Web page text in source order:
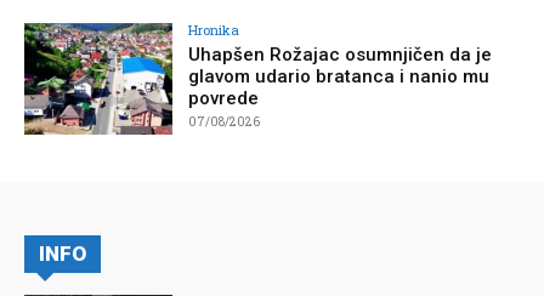
Hronika
Uhapšen Rožajac osumnjičen da je
glavom udario bratanca i nanio mu
povrede
07/08/2026
INFO